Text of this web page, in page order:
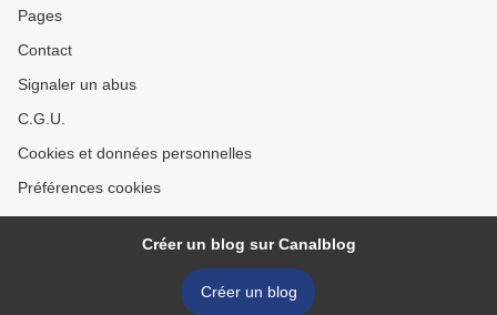
Pages
Contact
Signaler un abus
C.G.U.
Cookies et données personnelles
Préférences cookies
Créer un blog sur Canalblog
Créer un blog